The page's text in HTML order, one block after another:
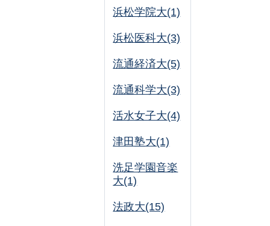
浜松学院大(1)
浜松医科大(3)
流通経済大(5)
流通科学大(3)
活水女子大(4)
津田塾大(1)
洗足学園音楽
大(1)
法政大(15)